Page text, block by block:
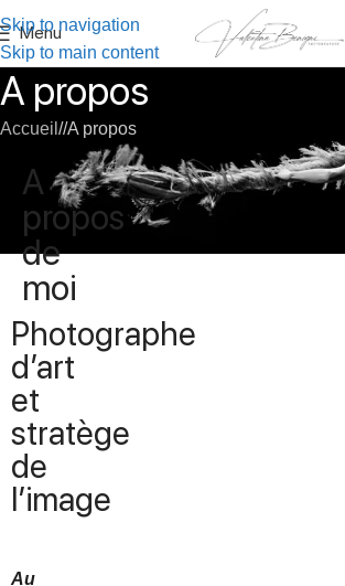
Skip to navigation
Skip to main content
Menu
A propos
Accueil / A propos
A
propos
de
moi
Photographe
d’art
et
stratège
de
l’image
Au